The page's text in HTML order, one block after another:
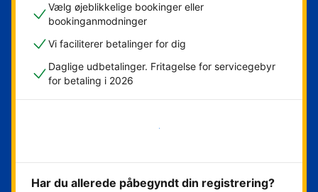
Vælg øjeblikkelige bookinger eller
bookinganmodninger
Vi faciliterer betalinger for dig
Daglige udbetalinger. Fritagelse for servicegebyr
for betaling i 2026
Kom i gang med det samme
Har du allerede påbegyndt din registrering?